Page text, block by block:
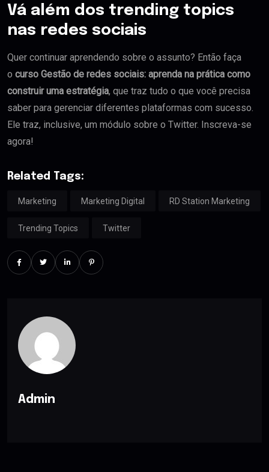
Vá além dos trending topics
nas redes sociais
Quer continuar aprendendo sobre o assunto? Então faça
o curso Gestão de redes sociais: aprenda na prática como
construir uma estratégia, que traz tudo o que você precisa
saber para gerenciar diferentes plataformas com sucesso.
Ele traz, inclusive, um módulo sobre o Twitter. Inscreva-se
agora!
Related Tags:
Marketing Marketing Digital RD Station Marketing
Trending Topics Twitter
Admin